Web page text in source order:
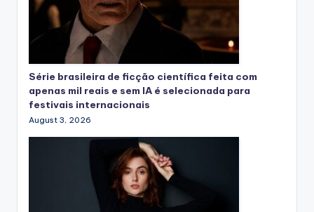
Série brasileira de ficção científica feita com
apenas mil reais e sem IA é selecionada para
festivais internacionais
August 3, 2026